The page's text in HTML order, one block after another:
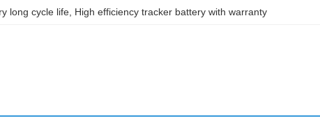
long cycle life High efficiency tracker battery with warranty